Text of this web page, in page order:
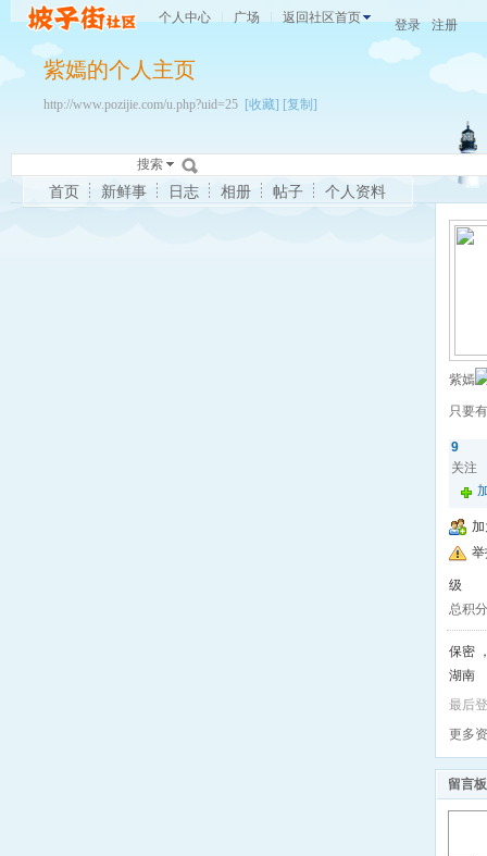
个人中心 广场 返回社区首页 登录 注册
紫嫣的个人主页
http://www.pozijie.com/u.php?uid=25 [收藏] [复制]
搜索
首页 新鲜事 日志 相册 帖子 个人资料
紫嫣
只要
9
关注
级
总积
保密
湖南
最后
更多
留言板